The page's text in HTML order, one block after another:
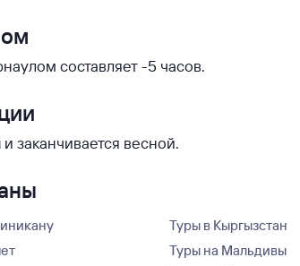
составляет -5 часов.
заканчивается весной.
Туры в Кыргызстан
Туры на Мальдивы